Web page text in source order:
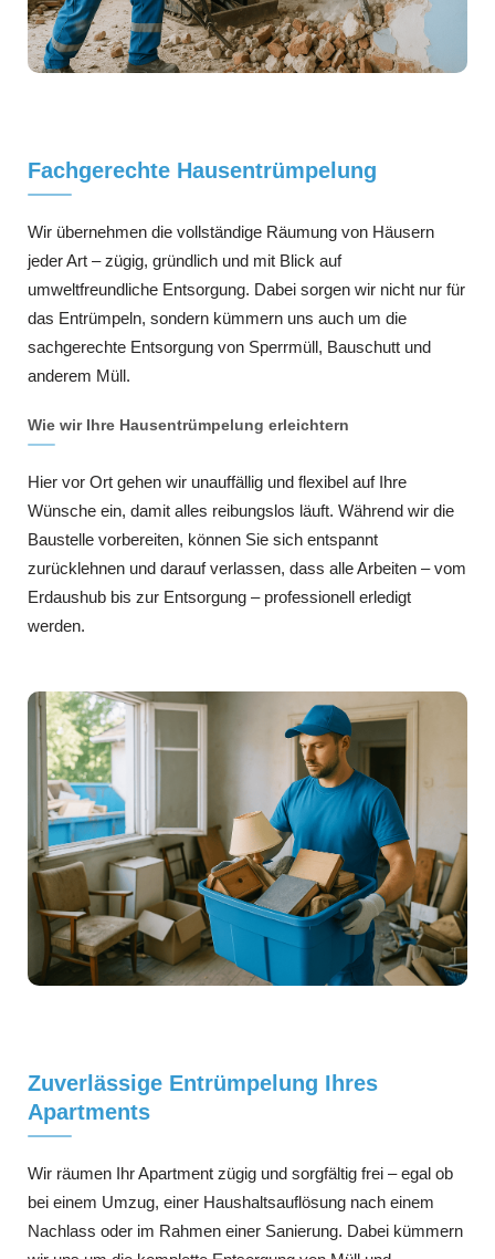
Fachgerechte Hausentrümpelung
Wir übernehmen die vollständige Räumung von Häusern
jeder Art – zügig, gründlich und mit Blick auf
umweltfreundliche Entsorgung. Dabei sorgen wir nicht nur für
das Entrümpeln, sondern kümmern uns auch um die
sachgerechte Entsorgung von Sperrmüll, Bauschutt und
anderem Müll.
Wie wir Ihre Hausentrümpelung erleichtern
Hier vor Ort gehen wir unauffällig und flexibel auf Ihre
Wünsche ein, damit alles reibungslos läuft. Während wir die
Baustelle vorbereiten, können Sie sich entspannt
zurücklehnen und darauf verlassen, dass alle Arbeiten – vom
Erdaushub bis zur Entsorgung – professionell erledigt
werden.
Zuverlässige Entrümpelung Ihres
Apartments
Wir räumen Ihr Apartment zügig und sorgfältig frei – egal ob
bei einem Umzug, einer Haushaltsauflösung nach einem
Nachlass oder im Rahmen einer Sanierung. Dabei kümmern